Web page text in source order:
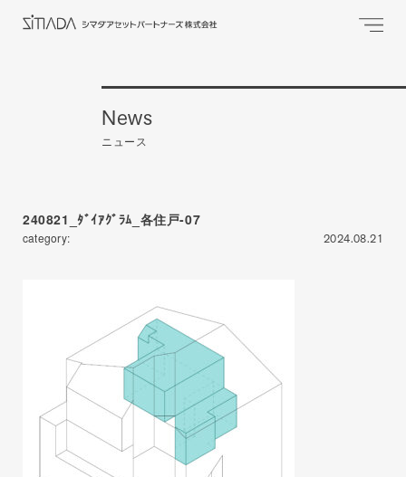
News
ニュース
240821_ﾀﾞｲｱｸﾞﾗﾑ_各住戸-07
category: 2024.08.21